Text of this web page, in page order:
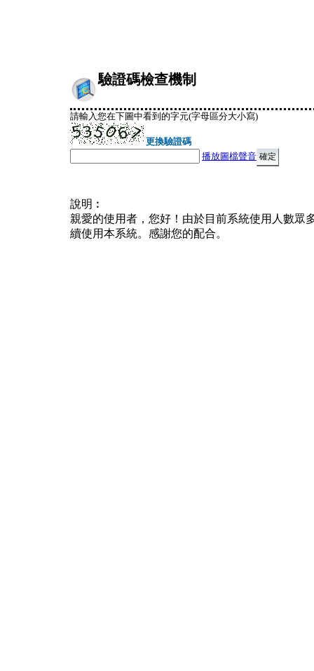
驗證碼檢查機制
請輸入您在下圖中看到的字元(字母區分大小寫)
更換驗證碼
播放圖檔聲音
說明︰
親愛的使用者，您好！由於目前系統使用人數眾
續使用本系統。感謝您的配合。